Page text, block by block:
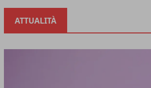
ATTUALITÀ